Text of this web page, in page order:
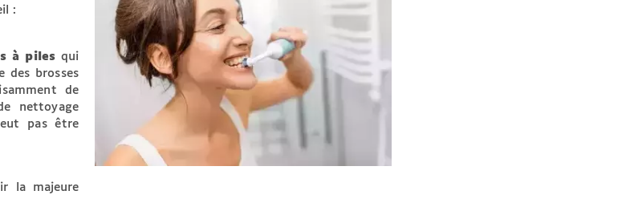
:
à piles qui
des brosses
de
nettoyage
pas être
la majeure